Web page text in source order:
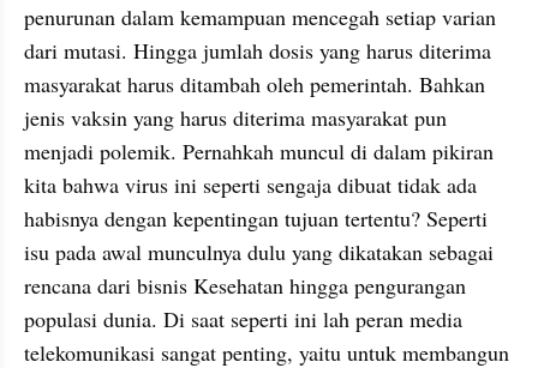
penurunan dalam kemampuan mencegah setiap varian
dari mutasi. Hingga jumlah dosis yang harus diterima
masyarakat harus ditambah oleh pemerintah. Bahkan
jenis vaksin yang harus diterima masyarakat pun
menjadi polemik. Pernahkah muncul di dalam pikiran
kita bahwa virus ini seperti sengaja dibuat tidak ada
habisnya dengan kepentingan tujuan tertentu? Seperti
isu pada awal munculnya dulu yang dikatakan sebagai
rencana dari bisnis Kesehatan hingga pengurangan
populasi dunia. Di saat seperti ini lah peran media
telekomunikasi sangat penting, yaitu untuk membangun